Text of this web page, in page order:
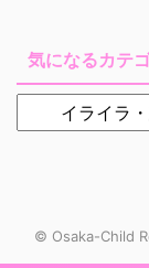
気になるカテ
© Osaka-Child